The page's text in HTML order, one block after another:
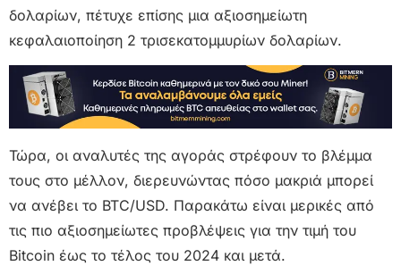
δολαρίων, πέτυχε επίσης μια αξιοσημείωτη
κεφαλαιοποίηση 2 τρισεκατομμυρίων δολαρίων.
Τώρα, οι αναλυτές της αγοράς στρέφουν το βλέμμα
τους στο μέλλον, διερευνώντας πόσο μακριά μπορεί
να ανέβει το BTC/USD. Παρακάτω είναι μερικές από
τις πιο αξιοσημείωτες προβλέψεις για την τιμή του
Bitcoin έως το τέλος του 2024 και μετά.